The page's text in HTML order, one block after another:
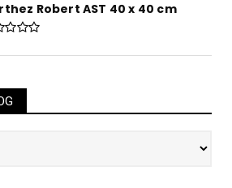
Robert AST 40 x 40 cm